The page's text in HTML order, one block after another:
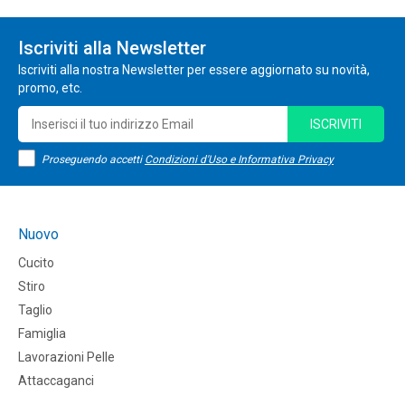
Iscriviti alla Newsletter
Iscriviti alla nostra Newsletter per essere aggiornato su novità,
promo, etc.
Proseguendo accetti Condizioni d'Uso e Informativa Privacy
ISCRIVITI
Nuovo
Cucito
Stiro
Taglio
Famiglia
Lavorazioni Pelle
Attaccaganci